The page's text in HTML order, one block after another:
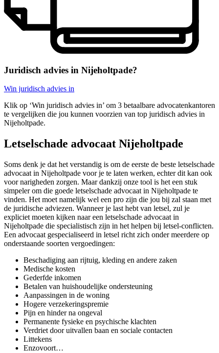
Juridisch advies in Nijeholtpade?
Win juridisch advies in
Klik op ‘Win juridisch advies in’ om 3 betaalbare advocatenkantoren
te vergelijken die jou kunnen voorzien van top juridisch advies in
Nijeholtpade.
Letselschade advocaat Nijeholtpade
Soms denk je dat het verstandig is om de eerste de beste letselschade
advocaat in Nijeholtpade voor je te laten werken, echter dit kan ook
voor narigheden zorgen. Maar dankzij onze tool is het een stuk
simpeler om die goede letselschade advocaat in Nijeholtpade te
vinden. Het moet namelijk wel een pro zijn die jou bij zal staan met
de juridische adviezen. Wanneer je last hebt van letsel, zul je
expliciet moeten kijken naar een letselschade advocaat in
Nijeholtpade die specialistisch zijn in het helpen bij letsel-conflicten.
Een advocaat gespecialiseerd in letsel richt zich onder meerdere op
onderstaande soorten vergoedingen:
Beschadiging aan rijtuig, kleding en andere zaken
Medische kosten
Gederfde inkomen
Betalen van huishoudelijke ondersteuning
Aanpassingen in de woning
Hogere verzekeringspremie
Pijn en hinder na ongeval
Permanente fysieke en psychische klachten
Verdriet door uitvallen baan en sociale contacten
Littekens
Enzovoort…